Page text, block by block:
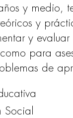
y medio,
y
y evaluar
para
de
Social